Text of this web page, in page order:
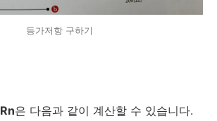
등가저항 구하기
은 다음과 같이 계산할 수 있습니다.